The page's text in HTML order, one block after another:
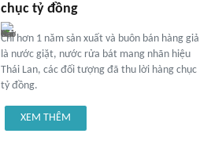
chục tỷ đồng
Chỉ hơn 1 năm sản xuất và buôn bán hàng giả
là nước giặt, nước rửa bát mang nhãn hiệu
Thái Lan, các đối tượng đã thu lời hàng chục
tỷ đồng.
XEM THÊM